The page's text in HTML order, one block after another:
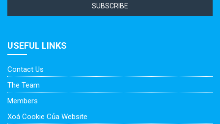
SUBSCRIBE
USEFUL LINKS
Contact Us
The Team
Members
Xoá Cookie Của Website